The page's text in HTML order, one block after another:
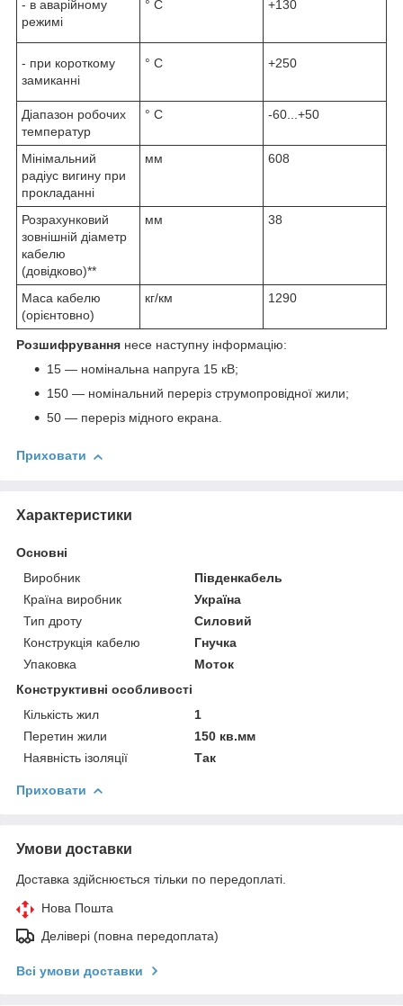
- в аварійному
режимі
° С +130
- при короткому
замиканні
° С +250
Діапазон робочих
температур
° С -60...+50
Мінімальний
радіус вигину при
прокладанні
мм 608
Розрахунковий
зовнішній діаметр
кабелю
(довідково)**
мм 38
Маса кабелю
(орієнтовно)
кг/км 1290
Розшифрування несе наступну інформацію:
15 — номінальна напруга 15 кВ;
150 — номінальний переріз струмопровідної жили;
50 — переріз мідного екрана.
Приховати
Характеристики
Основні
Виробник
Південкабель
Країна виробник
Україна
Тип дроту
Силовий
Конструкція кабелю
Гнучка
Упаковка
Моток
Конструктивні особливості
Кількість жил
1
Перетин жили
150 кв.мм
Наявність ізоляції
Так
Приховати
Умови доставки
Доставка здійснюється тільки по передоплаті.
Нова Пошта
Делівері (повна передоплата)
Всі умови доставки